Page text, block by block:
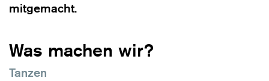
mitgemacht.
Was machen wir?
Tanzen